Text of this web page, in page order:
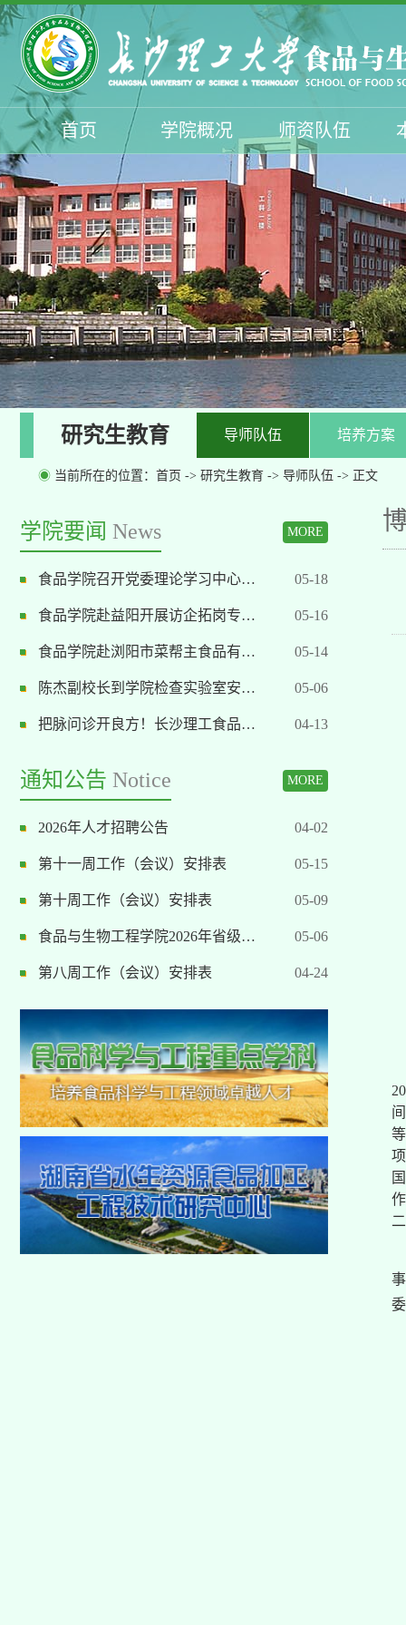
首页 学院概况 师资队伍
研究生教育 导师队伍 培养方案
◉ 当前所在的位置： 首页 -> 研究生教育 -> 导师队伍 -> 正文
学院要闻 News MORE
食品学院召开党委理论学习中心… 05-18
食品学院赴益阳开展访企拓岗专… 05-16
食品学院赴浏阳市菜帮主食品有… 05-14
陈杰副校长到学院检查实验室安… 05-06
把脉问诊开良方！长沙理工食品… 04-13
通知公告 Notice MORE
2026年人才招聘公告 04-02
第十一周工作（会议）安排表 05-15
第十周工作（会议）安排表 05-09
食品与生物工程学院2026年省级… 05-06
第八周工作（会议）安排表 04-24
委